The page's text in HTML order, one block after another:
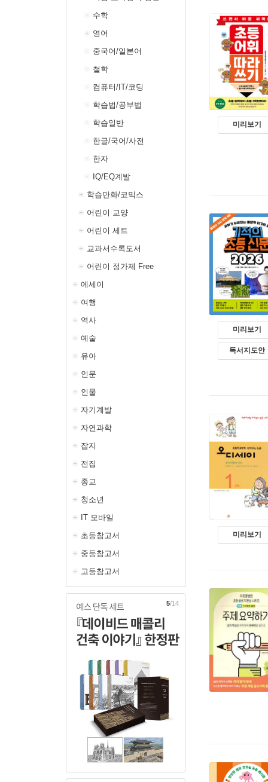
수학
영어
중국어/일본어
철학
컴퓨터/IT/코딩
학습법/공부법
학습일반
한글/국어/사전
한자
IQ/EQ계발
학습만화/코믹스
어린이 교양
어린이 세트
교과서수록도서
어린이 정가제 Free
에세이
여행
역사
예술
유아
인문
인물
자기계발
자연과학
잡지
전집
종교
청소년
IT 모바일
초등참고서
중등참고서
고등참고서
5/14
미리보기
미리보기
독서지도안
미리보기